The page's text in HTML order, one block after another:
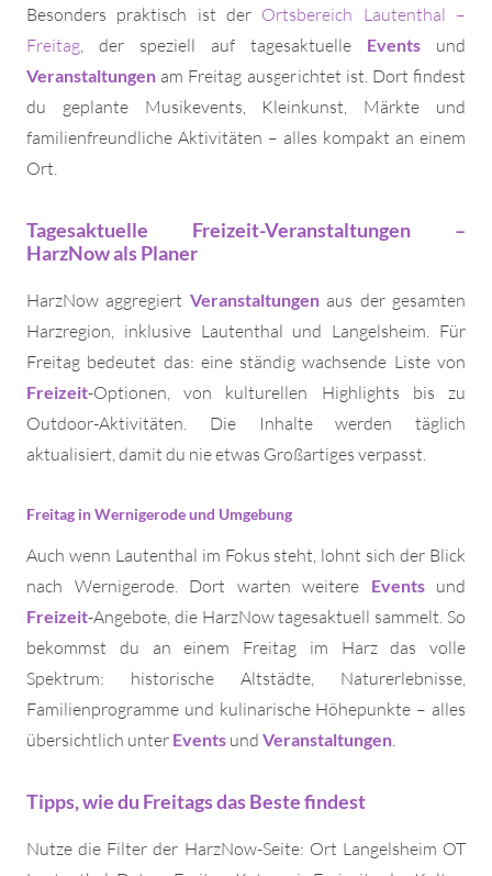
Besonders praktisch ist der Ortsbereich Lautenthal –
Freitag, der speziell auf tagesaktuelle Events und
Veranstaltungen am Freitag ausgerichtet ist. Dort findest
du geplante Musikevents, Kleinkunst, Märkte und
familienfreundliche Aktivitäten – alles kompakt an einem
Ort.
Tagesaktuelle Freizeit-Veranstaltungen –
HarzNow als Planer
HarzNow aggregiert Veranstaltungenaus der gesamten
Harzregion, inklusive Lautenthal und Langelsheim. Für
Freitag bedeutet das: eine ständig wachsende Liste von
Freizeit-Optionen, von kulturellen Highlights bis zu
Outdoor-Aktivitäten. Die Inhalte werden täglich
aktualisiert, damit du nie etwas Großartiges verpasst.
Freitag in Wernigerode und Umgebung
Auch wenn Lautenthal im Fokus steht, lohnt sich der Blick
nach Wernigerode. Dort warten weitere
Eventsund
Freizeit-Angebote, die HarzNow tagesaktuell sammelt. So
bekommst du an einem Freitag im Harz das volle
Spektrum: historische Altstädte, Naturerlebnisse,
Familienprogramme und kulinarische Höhepunkte – alles
übersichtlich unter Events und Veranstaltungen.
Tipps, wie du Freitags das Beste findest
Nutze die Filter der HarzNow-Seite: Ort Langelsheim OT